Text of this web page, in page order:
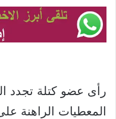
رأى عضو كتلة تجدد
المعطيات الراهنة